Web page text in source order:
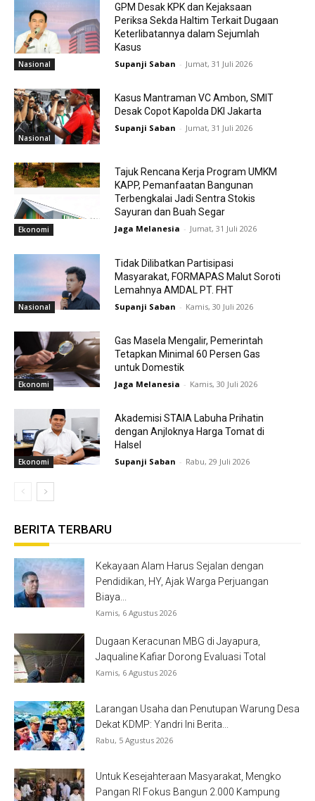
Nasional
GPM Desak KPK dan Kejaksaan
Periksa Sekda Haltim Terkait Dugaan
Keterlibatannya dalam Sejumlah
Kasus
Supanji Saban - Jumat, 31 Juli 2026
Nasional
Kasus Mantraman VC Ambon, SMIT
Desak Copot Kapolda DKI Jakarta
Supanji Saban - Jumat, 31 Juli 2026
Ekonomi
Tajuk Rencana Kerja Program UMKM
KAPP, Pemanfaatan Bangunan
Terbengkalai Jadi Sentra Stokis
Sayuran dan Buah Segar
Jaga Melanesia - Jumat, 31 Juli 2026
Nasional
Tidak Dilibatkan Partisipasi
Masyarakat, FORMAPAS Malut Soroti
Lemahnya AMDAL PT. FHT
Supanji Saban - Kamis, 30 Juli 2026
Ekonomi
Gas Masela Mengalir, Pemerintah
Tetapkan Minimal 60 Persen Gas
untuk Domestik
Jaga Melanesia - Kamis, 30 Juli 2026
Ekonomi
Akademisi STAIA Labuha Prihatin
dengan Anjloknya Harga Tomat di
Halsel
Supanji Saban - Rabu, 29 Juli 2026
BERITA TERBARU
Kekayaan Alam Harus Sejalan dengan
Pendidikan, HY, Ajak Warga Perjuangan
Biaya...
Kamis, 6 Agustus 2026
Dugaan Keracunan MBG di Jayapura,
Jaqualine Kafiar Dorong Evaluasi Total
Kamis, 6 Agustus 2026
Larangan Usaha dan Penutupan Warung Desa
Dekat KDMP: Yandri Ini Berita...
Rabu, 5 Agustus 2026
Untuk Kesejahteraan Masyarakat, Mengko
Pangan RI Fokus Bangun 2.000 Kampung